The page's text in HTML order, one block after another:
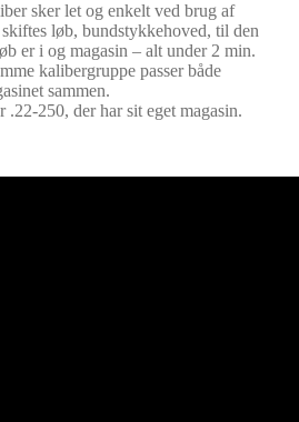
sker let og enkelt ved brug af
løb, bundstykkehoved, til den
er i og magasin – alt under 2 min.
kalibergruppe passer både
sammen.
.22-250, der har sit eget magasin.